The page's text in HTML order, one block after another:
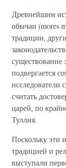
Древнейшим
обычаи (mores
традиции,
существование
подвергается
исследователи
считать
царей, по
Туллия.
Поскольку эти
традицией и
выступали